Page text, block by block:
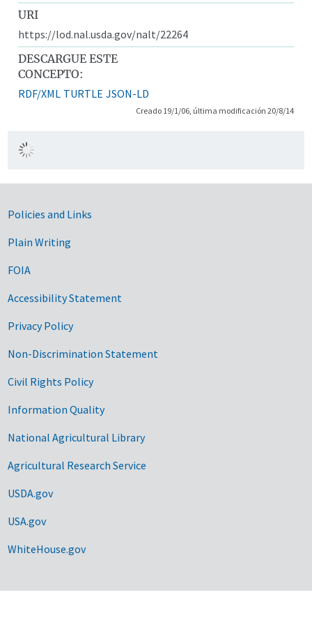
URI
https://lod.nal.usda.gov/nalt/22264
DESCARGUE ESTE
CONCEPTO:
RDF/XML TURTLE JSON-LD
Creado 19/1/06, última modificación 20/8/14
Government Links
Policies and Links
Plain Writing
FOIA
Accessibility Statement
Privacy Policy
Non-Discrimination Statement
Civil Rights Policy
Information Quality
National Agricultural Library
Agricultural Research Service
USDA.gov
USA.gov
WhiteHouse.gov